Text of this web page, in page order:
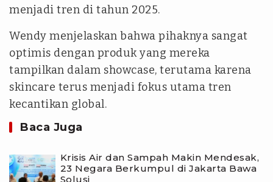
menjadi tren di tahun 2025.
Wendy menjelaskan bahwa pihaknya sangat
optimis dengan produk yang mereka
tampilkan dalam showcase, terutama karena
skincare terus menjadi fokus utama tren
kecantikan global.
Baca Juga
Krisis Air dan Sampah Makin Mendesak,
23 Negara Berkumpul di Jakarta Bawa
Solusi